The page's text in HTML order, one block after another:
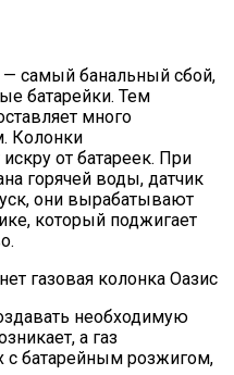
самый банальный сбой,
батарейки. Тем
много
Колонки
от батареек. При
горячей воды, датчик
они вырабатывают
который поджигает
необходимую
а газ
с батарейным розжигом,